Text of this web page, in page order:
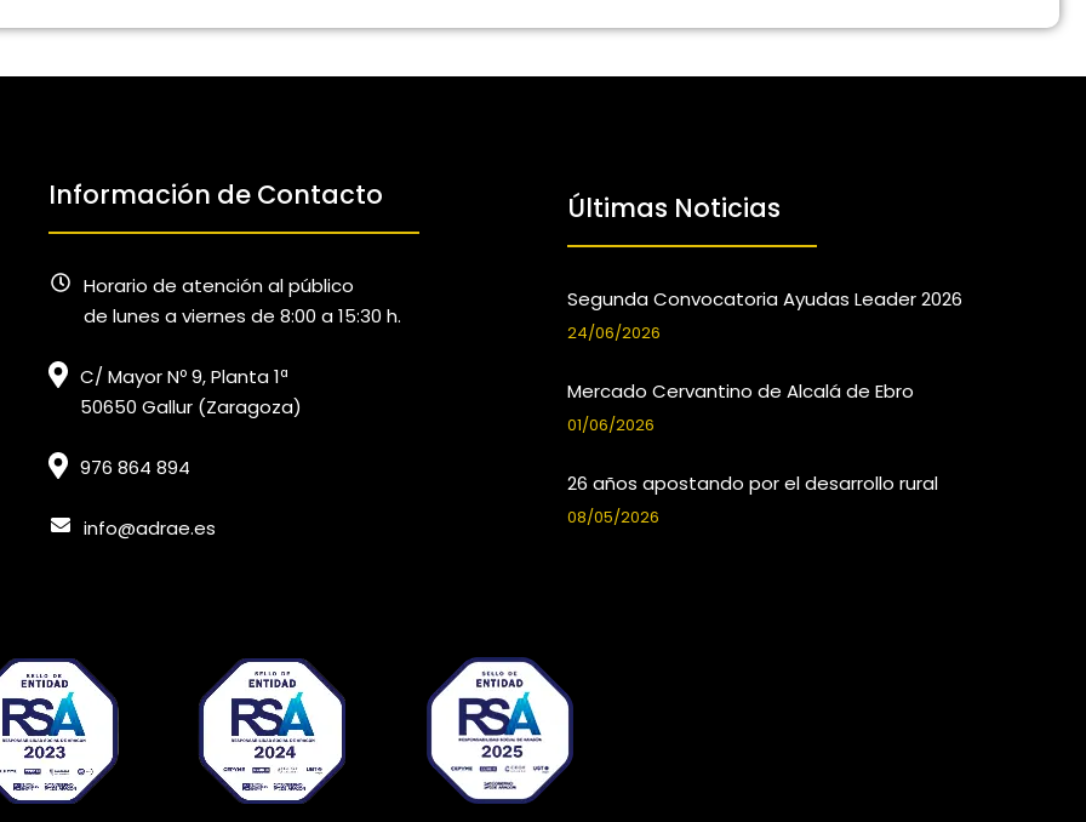
Información de Contacto
Horario de atención al público
de lunes a viernes de 8:00 a 15:30 h.
C/ Mayor Nº 9, Planta 1ª
50650 Gallur (Zaragoza)
976 864 894
info@adrae.es
Últimas Noticias
Segunda Convocatoria Ayudas Leader 2026
24/06/2026
Mercado Cervantino de Alcalá de Ebro
01/06/2026
26 años apostando por el desarrollo rural
08/05/2026